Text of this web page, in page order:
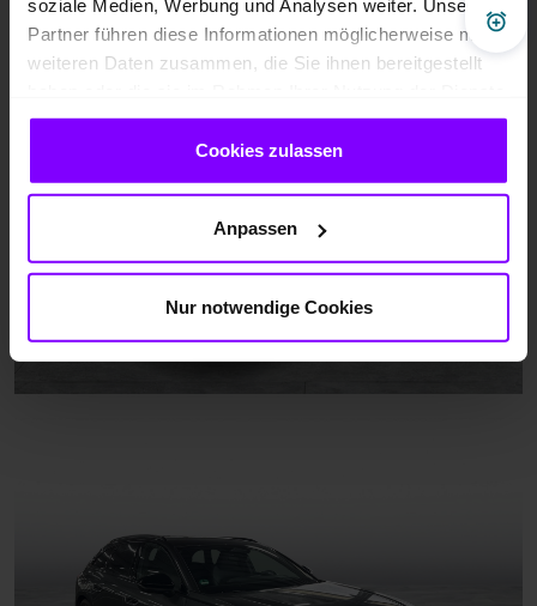
soziale Medien, Werbung und Analysen weiter. Unsere
Partner führen diese Informationen möglicherweise mit
weiteren Daten zusammen, die Sie ihnen bereitgestellt
gesammelt haben.
Cookies zulassen
Anpassen
Nur notwendige Cookies